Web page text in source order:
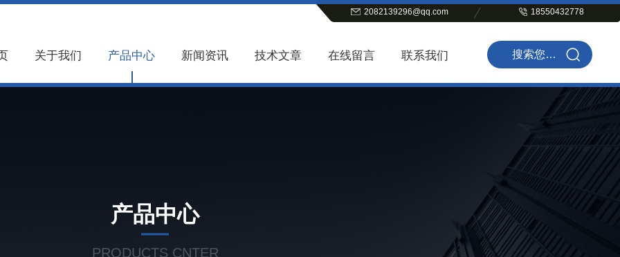
2082139296@qq.com 18550432778
关于我们 产品中心 新闻资讯 技术文章 在线留言 联系我们
产品中心
PRODUCTS CNTER